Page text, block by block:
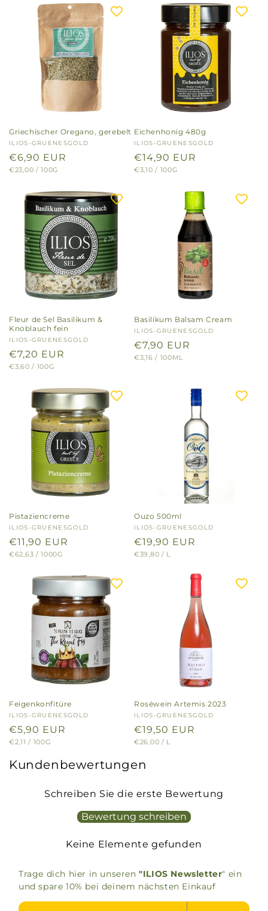
Griechischer Oregano, gerebelt
Anbieter:
ILIOS-GRUENESGOLD
Normaler
Preis
€6,90 EUR
GRUNDPREIS
€23,00 / PRO
100G
Eichenhonig 480g
Anbieter:
ILIOS-GRUENESGOLD
Normaler
Preis
€14,90 EUR
GRUNDPREIS
€3,10 / PRO
100G
Fleur de Sel Basilikum &
Knoblauch fein
Anbieter:
ILIOS-GRUENESGOLD
Normaler
Preis
€7,20 EUR
GRUNDPREIS
€3,60 / PRO
100G
Basilikum Balsam Cream
Anbieter:
ILIOS-GRUENESGOLD
Normaler
Preis
€7,90 EUR
GRUNDPREIS
€3,16 / PRO
100ML
Pistaziencreme
Anbieter:
ILIOS-GRUENESGOLD
Normaler
Preis
€11,90 EUR
GRUNDPREIS
€62,63 / PRO
1000G
Ouzo 500ml
Anbieter:
ILIOS-GRUENESGOLD
Normaler
Preis
€19,90 EUR
GRUNDPREIS
€39,80 / PRO
L
Feigenkonfitüre
Anbieter:
ILIOS-GRUENESGOLD
Normaler
Preis
€5,90 EUR
GRUNDPREIS
€2,11 / PRO
100G
Roséwein Artemis 2023
Anbieter:
ILIOS-GRUENESGOLD
Normaler
Preis
€19,50 EUR
GRUNDPREIS
€26,00 / PRO
L
Kundenbewertungen
Schreiben Sie die erste Bewertung
Bewertung schreiben
Keine Elemente gefunden
Trage dich hier in unseren"ILIOS Newsletter" ein
und spare 10% bei deinem nächsten Einkauf